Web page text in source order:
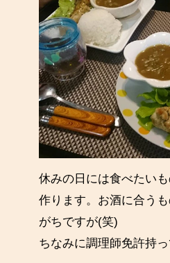
休みの日には食べたい
作ります。お酒に合う
がちですが(笑)
ちなみに調理師免許持っ